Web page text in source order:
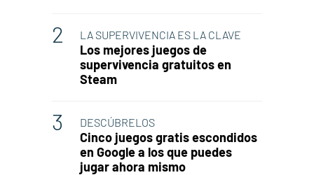
LA SUPERVIVENCIA ES LA CLAVE
Los mejores juegos de
supervivencia gratuitos en
Steam
DESCÚBRELOS
Cinco juegos gratis escondidos
en Google a los que puedes
jugar ahora mismo